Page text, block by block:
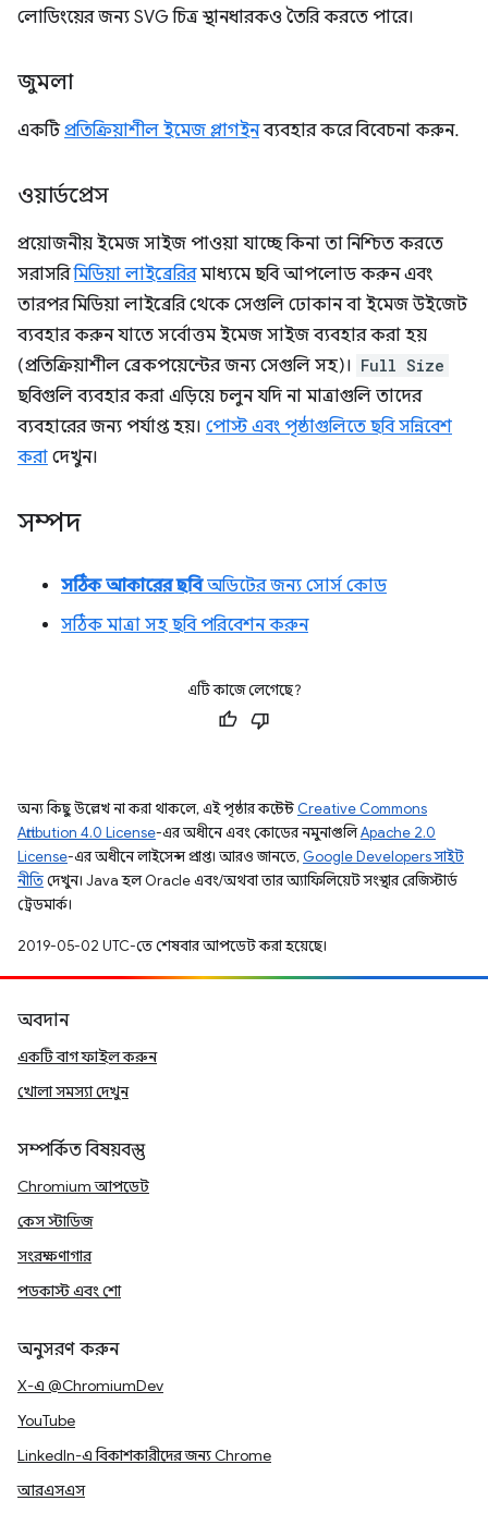
লোডিংয়ের জন্য SVG চিত্র স্থানধারকও তৈরি করতে পারে।
জুমলা
একটিপ্রতিক্রিয়াশীল ইমেজ প্লাগইনব্যবহার করে বিবেচনা করুন.
ওয়ার্ডপ্রেস
প্রয়োজনীয় ইমেজ সাইজ পাওয়া যাচ্ছে কিনা তা নিশ্চিত করতে
সরাসরিমিডিয়া লাইব্রেরিরমাধ্যমে ছবি আপলোড করুন এবং
তারপর মিডিয়া লাইব্রেরি থেকে সেগুলি ঢোকান বা ইমেজ উইজেট
ব্যবহার করুন যাতে সর্বোত্তম ইমেজ সাইজ ব্যবহার করা হয়
(প্রতিক্রিয়াশীল ব্রেকপয়েন্টের জন্য সেগুলি সহ)। Full Size
ছবিগুলি ব্যবহার করা এড়িয়ে চলুন যদি না মাত্রাগুলি তাদের
ব্যবহারের জন্য পর্যাপ্ত হয়। পোস্ট এবং পৃষ্ঠাগুলিতে ছবি সন্নিবেশ
করা দেখুন।
সম্পদ
সঠিক আকারের ছবিঅডিটের জন্য সোর্স কোড
সঠিক মাত্রা সহ ছবি পরিবেশন করুন
এটি কাজে লেগেছে?
অন্য কিছু উল্লেখ না করা থাকলে, এই পৃষ্ঠার কন্টেন্ট Creative Commons
Attribution 4.0 License-এর অধীনে এবং কোডের নমুনাগুলিApache 2.0
License-এর অধীনে লাইসেন্স প্রাপ্ত। আরও জানতে, Google Developers সাইট
নীতিদেখুন। Java হল Oracle এবং/অথবা তার অ্যাফিলিয়েট সংস্থার রেজিস্টার্ড
ট্রেডমার্ক।
2019-05-02 UTC-তে শেষবার আপডেট করা হয়েছে।
অবদান
একটি বাগ ফাইল করুন
খোলা সমস্যা দেখুন
সম্পর্কিত বিষয়বস্তু
Chromium আপডেট
কেস স্টাডিজ
সংরক্ষণাগার
পডকাস্ট এবং শো
অনুসরণ করুন
X-এ @ChromiumDev
YouTube
LinkedIn-এ বিকাশকারীদের জন্য Chrome
আরএসএস